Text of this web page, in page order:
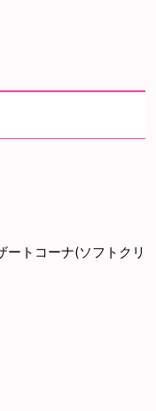
トコーナ(ソフトクリ